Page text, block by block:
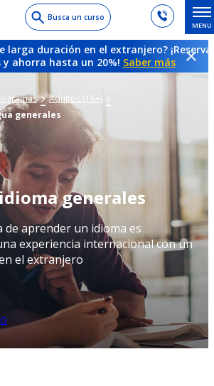
Busca un curso
MENU
larga duración en el extranjero? ¡Reserva
y ahorra hasta un 20%! Saber más
Adultos (16+)
generales
generales
de aprender un idioma es
experiencia internacional con un
el extranjero